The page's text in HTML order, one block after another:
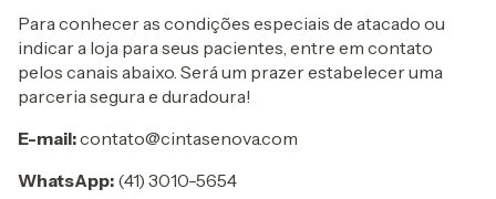
Para conhecer as condições especiais de atacado ou
indicar a loja para seus pacientes, entre em contato
pelos canais abaixo. Será um prazer estabelecer uma
parceria segura e duradoura!
E-mail:contato@cintasenova.com
WhatsApp: (41) 3010-5654